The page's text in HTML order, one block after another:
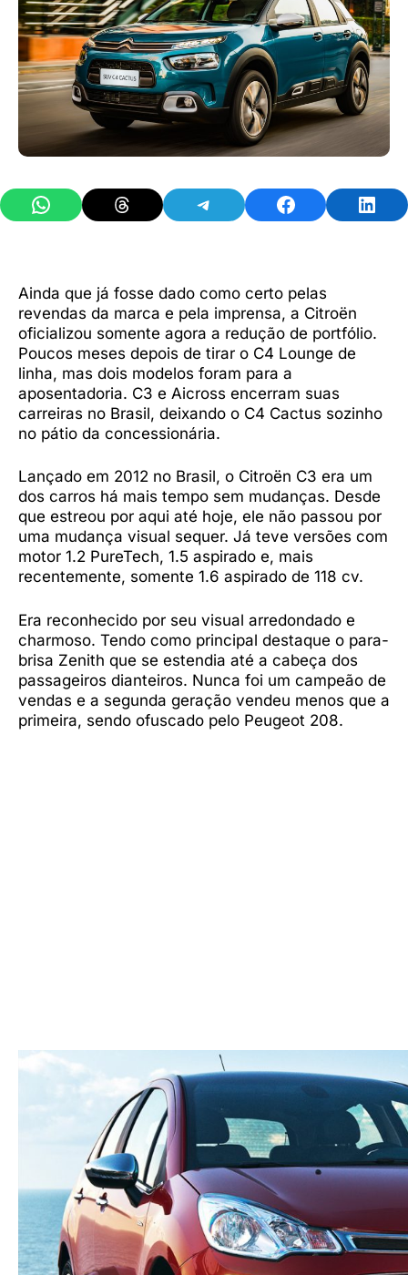
Share on WhatsAppShare on ThreadsShare on TelegramShare on Facebook
Ainda que já fosse dado como certo pelas
revendas da marca e pela imprensa, a Citroën
oficializou somente agora a redução de portfólio.
Poucos meses depois de tirar o C4 Lounge de
linha, mas dois modelos foram para a
aposentadoria. C3 e Aicross encerram suas
carreiras no Brasil, deixando o C4 Cactus sozinho
no pátio da concessionária.
Lançado em 2012 no Brasil, o Citroën C3 era um
dos carros há mais tempo sem mudanças. Desde
que estreou por aqui até hoje, ele não passou por
uma mudança visual sequer. Já teve versões com
motor 1.2 PureTech, 1.5 aspirado e, mais
recentemente, somente 1.6 aspirado de 118 cv.
Era reconhecido por seu visual arredondado e
charmoso. Tendo como principal destaque o para-
brisa Zenith que se estendia até a cabeça dos
passageiros dianteiros. Nunca foi um campeão de
vendas e a segunda geração vendeu menos que a
primeira, sendo ofuscado pelo Peugeot 208.